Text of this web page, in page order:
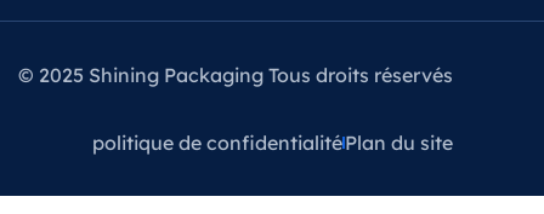
© 2025 Shining Packaging Tous droits réservés
politique de confidentialitéPlan du site